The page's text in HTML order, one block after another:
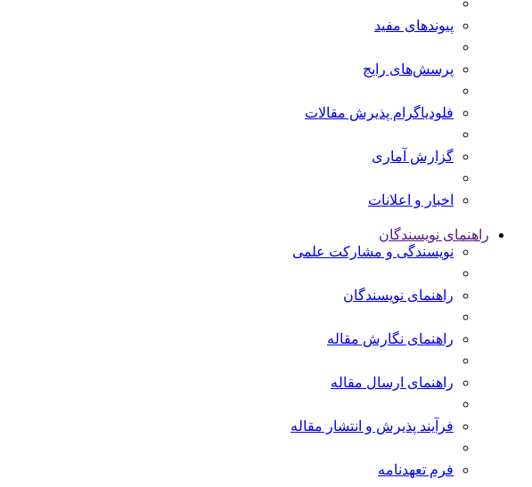
پیوندهای مفید
پرسش‌های رایج
فلودیاگرام پذیرش مقالات
گزارش آماری
اخبار و اعلانات
راهنمای نویسندگان
نویسندگی و مشارکت علمی
راهنمای نویسندگان
راهنمای نگارش مقاله
راهنمای ارسال مقاله
فرآیند پذیرش و انتشار مقاله
فرم تعهدنامه